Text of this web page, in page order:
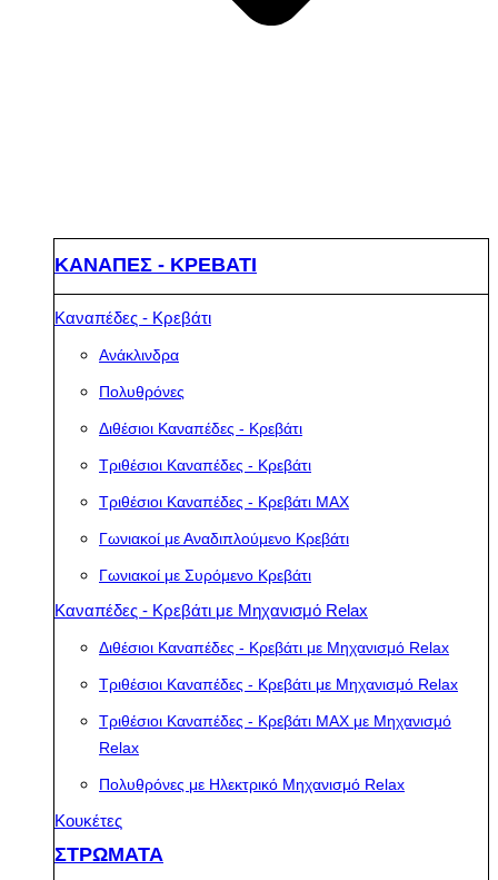
ΚΑΝΑΠΕΣ - ΚΡΕΒΑΤΙ
Καναπέδες - Κρεβάτι
Ανάκλινδρα
Πολυθρόνες
Διθέσιοι Καναπέδες - Κρεβάτι
Τριθέσιοι Καναπέδες - Κρεβάτι
Τριθέσιοι Καναπέδες - Κρεβάτι MAX
Γωνιακοί με Αναδιπλούμενο Κρεβάτι
Γωνιακοί με Συρόμενο Κρεβάτι
Καναπέδες - Κρεβάτι με Μηχανισμό Relax
Διθέσιοι Καναπέδες - Κρεβάτι με Μηχανισμό Relax
Τριθέσιοι Καναπέδες - Κρεβάτι με Μηχανισμό Relax
Τριθέσιοι Καναπέδες - Κρεβάτι MAX με Μηχανισμό
Relax
Πολυθρόνες με Ηλεκτρικό Μηχανισμό Relax
Κουκέτες
ΣΤΡΩΜΑΤΑ